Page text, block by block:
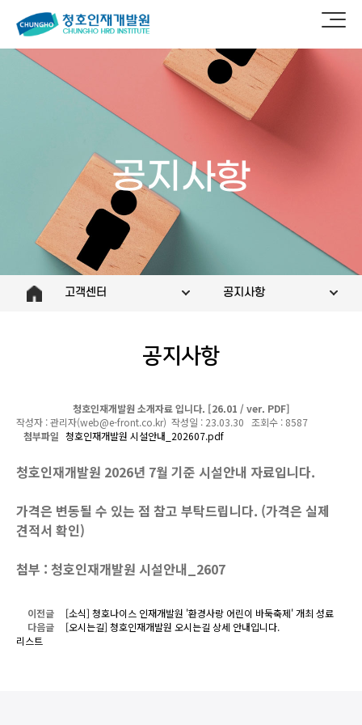
공지사항
고객센터 공지사항
공지사항
청호인재개발원 소개자료 입니다. [26.01 / ver. PDF]
작성자 : 관리자(web@e-front.co.kr) 작성일 : 23.03.30 조회수 : 8587
첨부파일 청호인재개발원 시설안내_202607.pdf
청호인재개발원 2026년 7월 기준 시설안내 자료입니다.
가격은 변동될 수 있는 점 참고 부탁드립니다. (가격은 실제
견적서 확인)
첨부 : 청호인재개발원 시설안내_2607
이전글
[소식] 청호나이스 인재개발원 '환경사랑 어린이 바둑축제' 개최 성료
다음글
[오시는길] 청호인재개발원 오시는길 상세 안내입니다.
리스트